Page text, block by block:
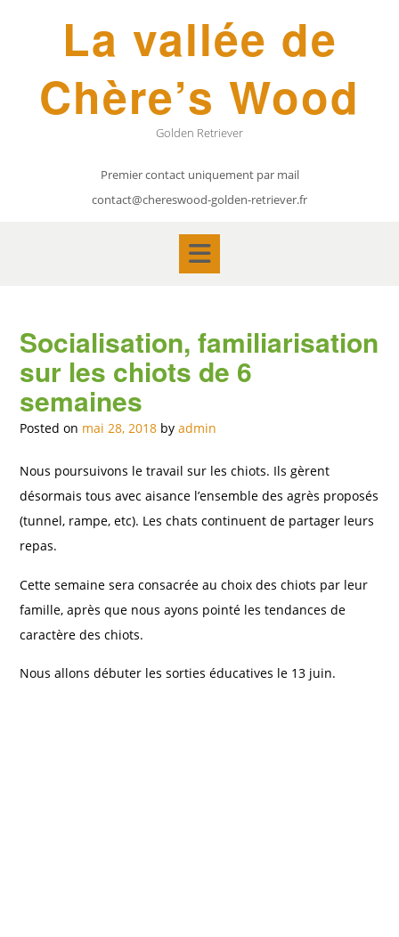
La vallée de
Chère’s Wood
Golden Retriever
Premier contact uniquement par mail
contact@chereswood-golden-retriever.fr
Socialisation, familiarisation
sur les chiots de 6
semaines
Posted on mai 28, 2018 by admin
Nous poursuivons le travail sur les chiots. Ils gèrent
désormais tous avec aisance l’ensemble des agrès proposés
(tunnel, rampe, etc). Les chats continuent de partager leurs
repas.
Cette semaine sera consacrée au choix des chiots par leur
famille, après que nous ayons pointé les tendances de
caractère des chiots.
Nous allons débuter les sorties éducatives le 13 juin.